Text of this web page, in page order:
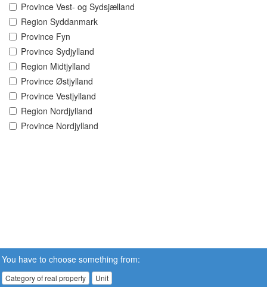
Province Vest- og Sydsjælland
Region Syddanmark
Province Fyn
Province Sydjylland
Region Midtjylland
Province Østjylland
Province Vestjylland
Region Nordjylland
Province Nordjylland
You have to choose something from:
Category of real property Unit